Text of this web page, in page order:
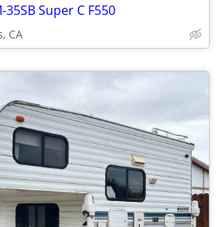
Super C F550
CA